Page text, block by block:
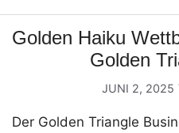
Golden Haiku
Golden
JUNI 2, 2025
Der Golden Triangle